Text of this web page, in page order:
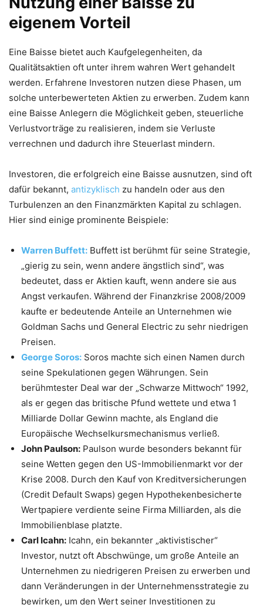
eigenem Vorteil
Eine Baisse bietet auch Kaufgelegenheiten, da
Qualitätsaktien oft unter ihrem wahren Wert gehandelt
werden. Erfahrene Investoren nutzen diese Phasen, um
solche unterbewerteten Aktien zu erwerben. Zudem kann
eine Baisse Anlegern die Möglichkeit geben, steuerliche
Verlustvorträge zu realisieren, indem sie Verluste
verrechnen und dadurch ihre Steuerlast mindern.
Investoren, die erfolgreich eine Baisse ausnutzen, sind oft
dafür bekannt, antizyklisch zu handeln oder aus den
Turbulenzen an den Finanzmärkten Kapital zu schlagen.
Hier sind einige prominente Beispiele:
Warren Buffett: Buffett ist berühmt für seine Strategie,
„gierig zu sein, wenn andere ängstlich sind“, was
bedeutet, dass er Aktien kauft, wenn andere sie aus
Angst verkaufen. Während der Finanzkrise 2008/2009
kaufte er bedeutende Anteile an Unternehmen wie
Goldman Sachs und General Electric zu sehr niedrigen
Preisen.
George Soros: Soros machte sich einen Namen durch
seine Spekulationen gegen Währungen. Sein
berühmtester Deal war der „Schwarze Mittwoch“ 1992,
als er gegen das britische Pfund wettete und etwa 1
Milliarde Dollar Gewinn machte, als England die
Europäische Wechselkursmechanismus verließ.
John Paulson: Paulson wurde besonders bekannt für
seine Wetten gegen den US-Immobilienmarkt vor der
Krise 2008. Durch den Kauf von Kreditversicherungen
(Credit Default Swaps) gegen Hypothekenbesicherte
Wertpapiere verdiente seine Firma Milliarden, als die
Immobilienblase platzte.
Carl Icahn: Icahn, ein bekannter „aktivistischer“
Investor, nutzt oft Abschwünge, um große Anteile an
Unternehmen zu niedrigeren Preisen zu erwerben und
dann Veränderungen in der Unternehmensstrategie zu
bewirken, um den Wert seiner Investitionen zu